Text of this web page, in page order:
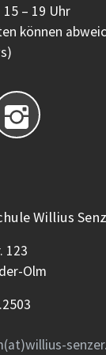
– 19 Uhr
können
Willius
123
Olm